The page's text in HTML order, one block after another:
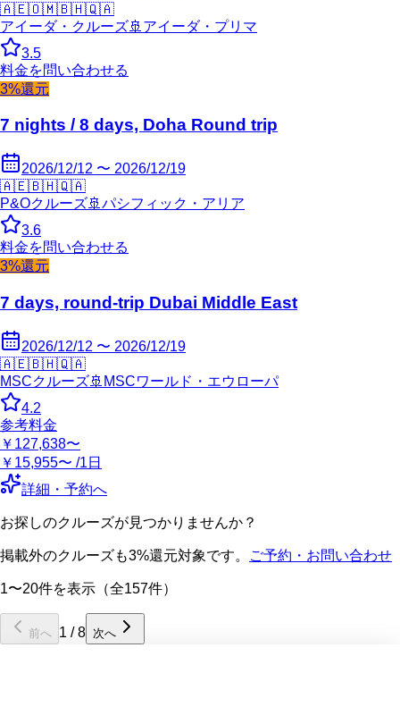
🇦🇪🇴🇲🇧🇭🇶🇦
アイーダ・クルーズ🚢 アイーダ・プリマ
3.5
料金を問い合わせる
3%還元
7 nights / 8 days, Doha Round trip
2026/12/12 〜 2026/12/19
🇦🇪🇧🇭🇶🇦
P&Oクルーズ🚢 パシフィック・アリア
3.6
料金を問い合わせる
3%還元
7 days, round-trip Dubai Middle East
2026/12/12 〜 2026/12/19
🇦🇪🇧🇭🇶🇦
MSCクルーズ🚢 MSCワールド・エウローパ
4.2
参考料金
￥127,638〜
￥15,955〜 /1日
詳細・予約へ
お探しのクルーズが見つかりませんか？
掲載外のクルーズも3%還元対象です。 ご予約・お問い合わせ
1〜20件を表示（全157件）
前へ 1 /8 次へ